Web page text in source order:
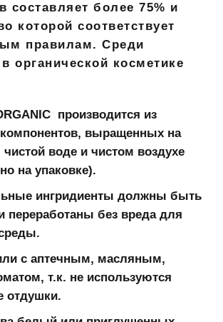
составляет более 75% и
которой соответствует
правилам. Среди
органической косметике
производится из
выращенных на
чистой воде и чистом воздухе
на упаковке).
ингридиенты должны быть
переработаны без вреда для
с аптечным, масляным,
т.к. не используются
отдушки.